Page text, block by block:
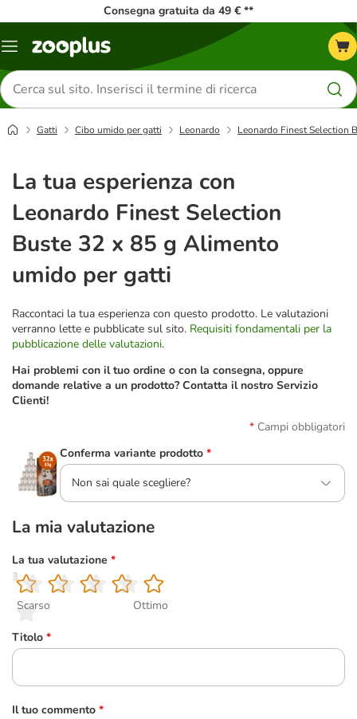
Consegna gratuita da 49 € **
Overview
Cerca
prodotti
Gatti Cibo umido per gatti Leonardo Leonardo Finest Selection
La tua esperienza con
Leonardo Finest Selection
Buste 32 x 85 g Alimento
umido per gatti
Raccontaci la tua esperienza con questo prodotto. Le valutazioni
verranno lette e pubblicate sul sito. Requisiti fondamentali per la
pubblicazione delle valutazioni.
Hai problemi con il tuo ordine o con la consegna, oppure
domande relative a un prodotto? Contatta il nostro Servizio
Clienti!
Campi obbligatori
Conferma variante prodotto *
Non sai quale scegliere?
La mia valutazione
La tua valutazione *
1
Scarso
2
3
4
5
Ottimo
Titolo *
Il tuo commento *